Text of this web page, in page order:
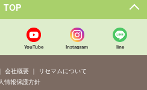
TOP
YouTube Instagram line
会社概要
リセマムについて
情報保護方針